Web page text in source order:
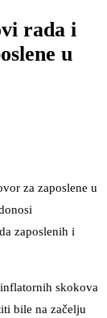
rada i
u
za zaposlene u
zaposlenih i
skokova
bile na začelju